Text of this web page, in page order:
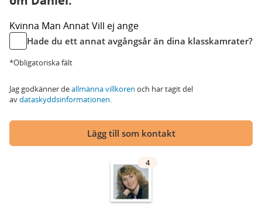
Kvinna Man AnnatVill ej ange
Hade du ett annat avgångsår än dina klasskamrater?
*Obligatoriska fält
Jag godkänner deallmänna villkoren och har tagit del
avdataskyddsinformationen.
Lägg till som kontakt
4